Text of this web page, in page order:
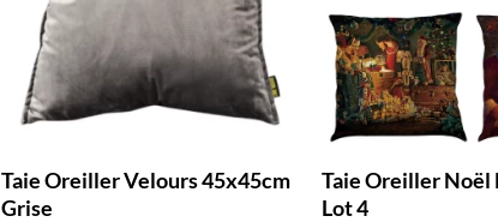
Taie Oreiller Velours 45x45cm
Grise
Taie Oreiller Noël
Lot 4